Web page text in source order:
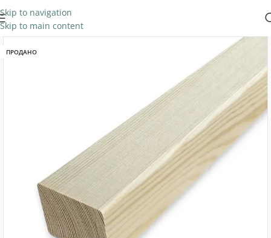
Skip to navigation
Skip to main content
ПРОДАНО